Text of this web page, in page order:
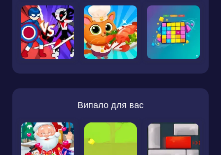
Випало для вас